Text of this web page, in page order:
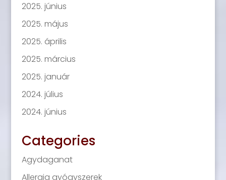
2025. június
2025. május
2025. április
2025. március
2025. január
2024. július
2024. június
Categories
Agydaganat
Allergia gyógyszerek